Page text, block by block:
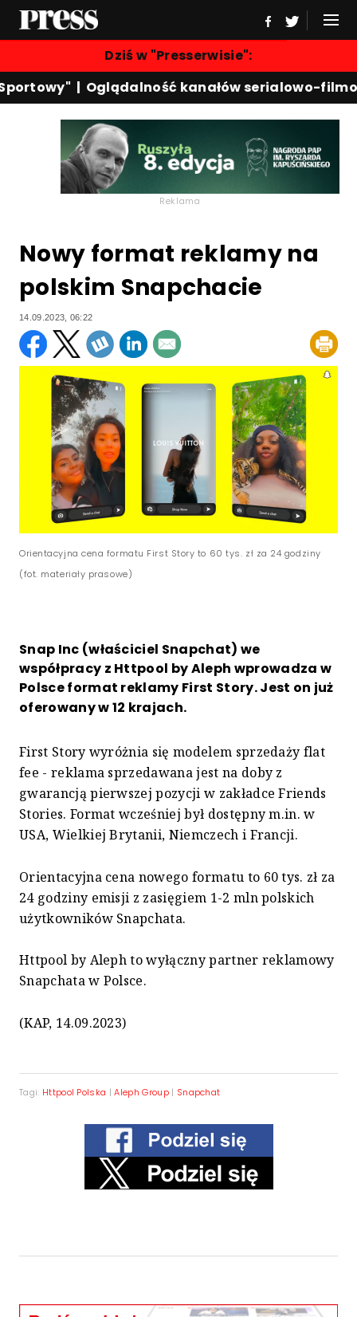
Dziś w "Presserwisie":
|Oglądalność kanałów serialowo-
Reklama
Nowy format reklamy na
polskim Snapchacie
14.09.2023, 06:22
Orientacyjna cena formatu First Story to 60 tys. zł za 24 godziny
(fot. materiały prasowe)
Snap Inc (właściciel Snapchat) we
współpracy z Httpool by Aleph wprowadza w
Polsce format reklamy First Story. Jest on już
oferowany w 12 krajach.
First Story wyróżnia się modelem sprzedaży flat
fee - reklama sprzedawana jest na doby z
gwarancją pierwszej pozycji w zakładce Friends
Stories. Format wcześniej był dostępny m.in. w
USA, Wielkiej Brytanii, Niemczech i Francji.
Orientacyjna cena nowego formatu to 60 tys. zł za
24 godziny emisji z zasięgiem 1-2 mln polskich
użytkowników Snapchata.
Httpool by Aleph to wyłączny partner reklamowy
Snapchata w Polsce.
(KAP, 14.09.2023)
Tagi: Httpool Polska |Aleph Group| Snapchat